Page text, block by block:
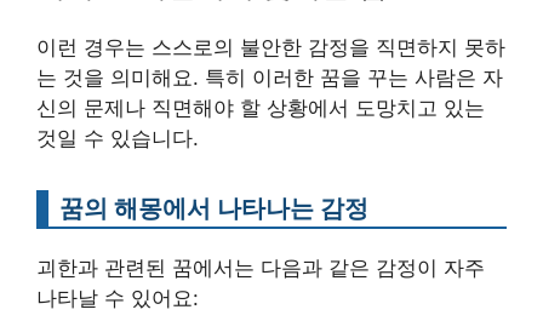
이런 경우는 스스로의 불안한 감정을 직면하지 못하
는 것을 의미해요. 특히 이러한 꿈을 꾸는 사람은 자
신의 문제나 직면해야 할 상황에서 도망치고 있는
것일 수 있습니다.
꿈의 해몽에서 나타나는 감정
괴한과 관련된 꿈에서는 다음과 같은 감정이 자주
나타날 수 있어요: